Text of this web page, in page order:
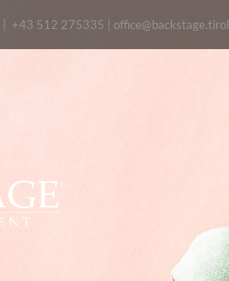
| +43 512 275335 | office@backstage.tirol